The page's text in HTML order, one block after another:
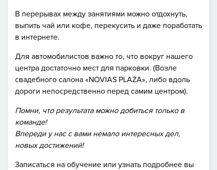
В перерывах между занятиями можно отдохнуть,
выпить чай или кофе, перекусить и даже поработать
в интернете.
Для автомобилистов важно то, что вокруг нашего
центра достаточно мест для парковки. (Возле
свадебного салона «NOVIAS PLAZA», либо вдоль
дороги непосредственно перед самим центром).
Помни, что результата можно добиться только в
команде!
Впереди у нас c вами немало интересных дел,
новых достижений!
Записаться на обучение или узнать подробнее вы